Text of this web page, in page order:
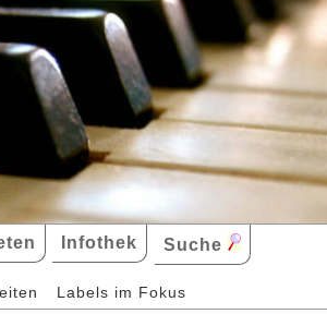
Infothek Suche
Labels im Fokus